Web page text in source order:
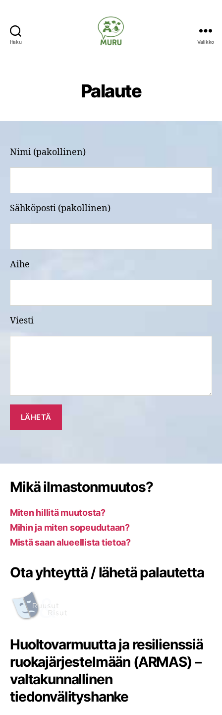
Haku Valikko
Palaute
Nimi (pakollinen)
Sähköposti (pakollinen)
Aihe
Viesti
Mikä ilmastonmuutos?
Miten hillitä muutosta?
Mihin ja miten sopeudutaan?
Mistä saan alueellista tietoa?
Ota yhteyttä / lähetä palautetta
Huoltovarmuutta ja resilienssiä
ruokajärjestelmään (ARMAS) –
valtakunnallinen
tiedonvälityshanke